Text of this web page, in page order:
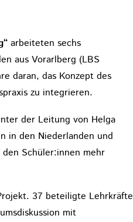
arbeiteten sechs
aus Vorarlberg (LBS
daran, das Konzept des
zu integrieren.
der Leitung von Helga
in den Niederlanden und
Schüler:innen mehr
37 beteiligte Lehrkräfte
mit